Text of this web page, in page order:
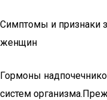
Симптомы и признаки
женщин
Гормоны
систем